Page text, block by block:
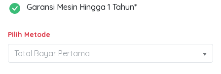
Garansi Mesin Hingga 1 Tahun*
Pilih Metode